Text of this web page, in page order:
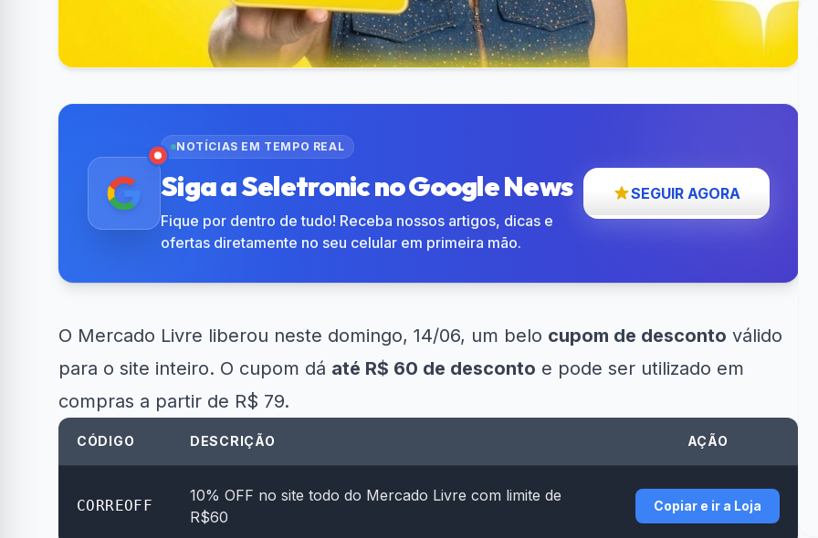
NOTÍCIAS EM TEMPO REAL
Siga a Seletronic no Google News
Fique por dentro de tudo! Receba nossos artigos, dicas e
ofertas diretamente no seu celular em primeira mão.
SEGUIR AGORA
O Mercado Livre liberou neste domingo, 14/06, um belo cupom de desconto válido
para o site inteiro. O cupom dá até R$ 60 de desconto e pode ser utilizado em
compras a partir de R$ 79.
CÓDIGO DESCRIÇÃO AÇÃO
CORREOFF
10% OFF no site todo do Mercado Livre com limite de
R$60
Copiar e ir a Loja